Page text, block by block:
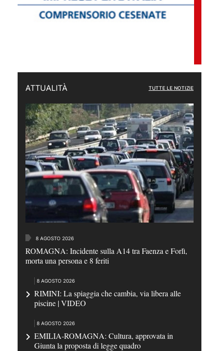
ATTUALITÀ TUTTE LE NOTIZIE
8 AGOSTO 2026
ROMAGNA: Incidente sulla A14 tra Faenza e Forlì,
morta una persona e 8 feriti
8 AGOSTO 2026
RIMINI: La spiaggia che cambia, via libera alle
piscine | VIDEO
8 AGOSTO 2026
EMILIA-ROMAGNA: Cultura, approvata in
Giunta la proposta di legge quadro